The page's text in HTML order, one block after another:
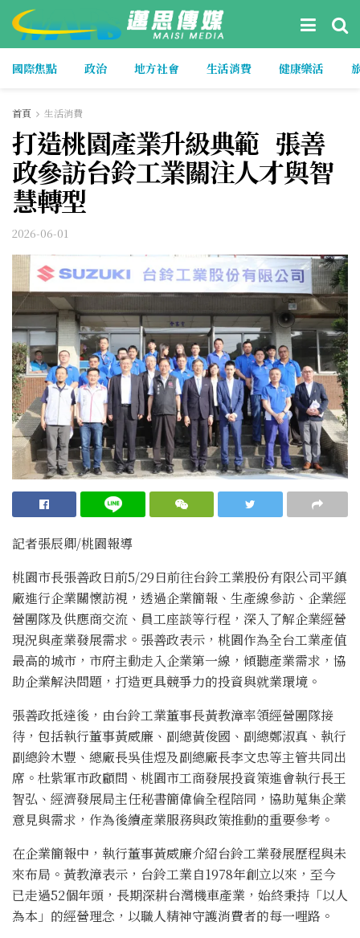
國際焦點 政治 地方社會 生活消費 健康樂活
首頁 生活消費
打造桃園產業升級典範 張善
政參訪台鈴工業關注人才與智
慧轉型
2026-06-01
記者張辰卿/桃園報導
桃園市長張善政日前5/29日前往台鈴工業股份有限公司平鎮
廠進行企業關懷訪視，透過企業簡報、生產線參訪、企業經
營團隊及供應商交流、員工座談等行程，深入了解企業經營
現況與產業發展需求。張善政表示，桃園作為全台工業產值
最高的城市，市府主動走入企業第一線，傾聽產業需求，協
助企業解決問題，打造更具競爭力的投資與就業環境。
張善政抵達後，由台鈴工業董事長黃教漳率領經營團隊接
待，包括執行董事黃威廉、副總黃俊國、副總鄭淑真、執行
副總鈴木豐、總廠長吳佳煜及副總廠長李文忠等主管共同出
席。杜紫軍市政顧問、桃園市工商發展投資策進會執行長王
智弘、經濟發展局主任秘書簡偉倫全程陪同，協助蒐集企業
意見與需求，作為後續產業服務與政策推動的重要參考。
在企業簡報中，執行董事黃威廉介紹台鈴工業發展歷程與未
來布局。黃教漳表示，台鈴工業自1978年創立以來，至今
已走過52個年頭，長期深耕台灣機車產業，始終秉持「以人
為本」的經營理念，以職人精神守護消費者的每一哩路。